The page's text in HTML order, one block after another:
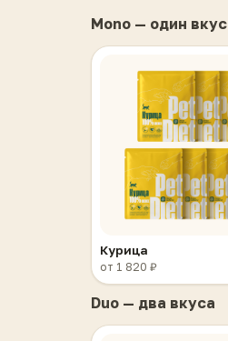
Mono — один вкус
Курица
от 1 820 ₽
Duo — два вкуса